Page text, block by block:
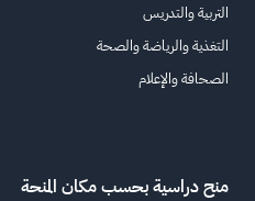
التربية والتدريس
التغذية والرياضة والصحة
الصحافة والإعلام
منح دراسية بحسب مكان المنحة